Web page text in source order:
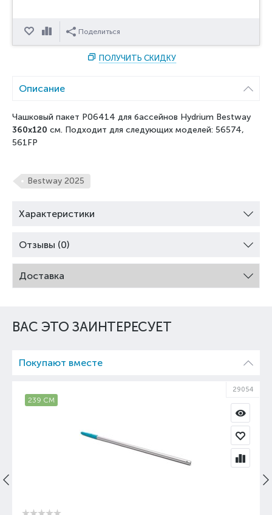
ОтложитьСравнитьПоделиться
ПОЛУЧИТЬ СКИДКУ
Описание
Чашковый пакет P06414 для бассейнов Hydrium Bestway
360x120 см. Подходит для следующих моделей: 56574,
561FP
Bestway 2025
Характеристики
Отзывы (0)
Доставка
ВАС ЭТО ЗАИНТЕРЕСУЕТ
Покупают вместе
239 СМ
29054